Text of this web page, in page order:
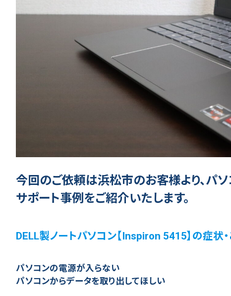
今回のご依頼は浜松市のお客様より、パ
サポート事例をご紹介いたします。
DELL製ノートパソコン【Inspiron 5415】の症状
パソコンの電源が入らない
パソコンからデータを取り出してほしい